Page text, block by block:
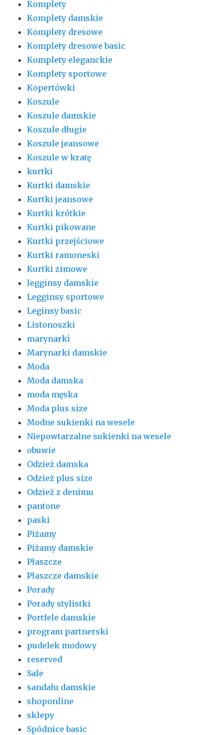
Komplety
Komplety damskie
Komplety dresowe
Komplety dresowe basic
Komplety eleganckie
Komplety sportowe
Kopertówki
Koszule
Koszule damskie
Koszule długie
Koszule jeansowe
Koszule w kratę
kurtki
Kurtki damskie
Kurtki jeansowe
Kurtki krótkie
Kurtki pikowane
Kurtki przejściowe
Kurtki ramoneski
Kurtki zimowe
legginsy damskie
Legginsy sportowe
Leginsy basic
Listonoszki
marynarki
Marynarki damskie
Moda
Moda damska
moda męska
Moda plus size
Modne sukienki na wesele
Niepowtarzalne sukienki na wesele
obuwie
Odzież damska
Odzież plus size
Odzież z denimu
pantone
paski
Piżamy
Piżamy damskie
Płaszcze
Płaszcze damskie
Porady
Porady stylistki
Portfele damskie
program partnerski
pudelek modowy
reserved
Sale
sandału damskie
shoponline
sklepy
Spódnice basic